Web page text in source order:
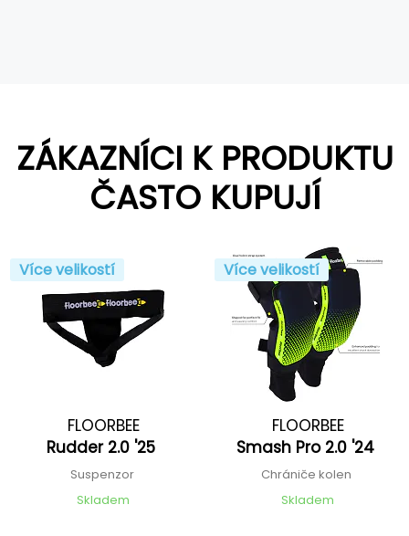
ZÁKAZNÍCI K PRODUKTU
ČASTO KUPUJÍ
Více velikostí
FLOORBEE
Rudder 2.0 '25
Suspenzor
Skladem
Více velikostí
FLOORBEE
Smash Pro 2.0 '24
Chrániče kolen
Skladem